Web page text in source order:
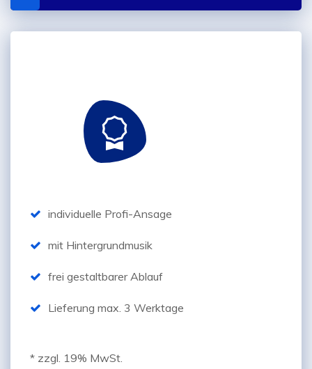
individuelle Profi-Ansage
mit Hintergrundmusik
frei gestaltbarer Ablauf
Lieferung max. 3 Werktage
* zzgl. 19% MwSt.